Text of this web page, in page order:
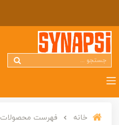
خانه فهرست محصولات